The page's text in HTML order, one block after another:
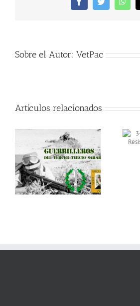
FacebookTwitter
Sobre el Autor: VetPac
Artículos relacionados
3-Supervivencia,
Evasión, Resistencia y
Escape (SERE)